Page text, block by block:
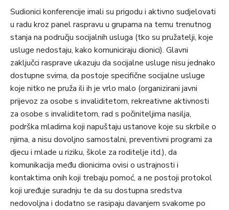
Sudionici konferencije imali su prigodu i aktivno sudjelovati
u radu kroz panel raspravu u grupama na temu trenutnog
stanja na području socijalnih usluga (tko su pružatelji, koje
usluge nedostaju, kako komuniciraju dionici). Glavni
zaključci rasprave ukazuju da socijalne usluge nisu jednako
dostupne svima, da postoje specifične socijalne usluge
koje nitko ne pruža ili ih je vrlo malo (organizirani javni
prijevoz za osobe s invaliditetom, rekreativne aktivnosti
za osobe s invaliditetom, rad s počiniteljima nasilja,
podrška mladima koji napuštaju ustanove koje su skrbile o
njima, a nisu dovoljno samostalni, preventivni programi za
djecu i mlade u riziku, škole za roditelje itd.), da
komunikacija među dionicima ovisi o ustrajnosti i
kontaktima onih koji trebaju pomoć, a ne postoji protokol
koji uređuje suradnju te da su dostupna sredstva
nedovoljna i dodatno se rasipaju davanjem svakome po